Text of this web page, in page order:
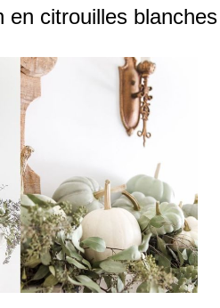
en citrouilles blanches